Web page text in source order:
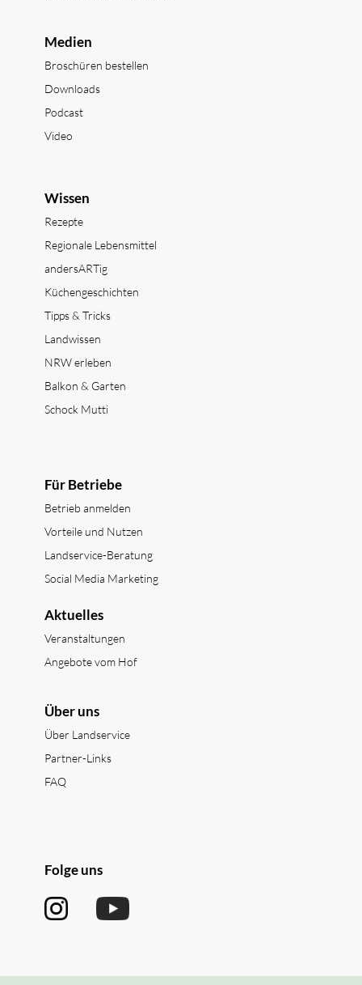
Medien
Broschüren bestellen
Downloads
Podcast
Video
Wissen
Rezepte
Regionale Lebensmittel
andersARTig
Küchengeschichten
Tipps & Tricks
Landwissen
NRW erleben
Balkon & Garten
Schock Mutti
Für Betriebe
Betrieb anmelden
Vorteile und Nutzen
Landservice-Beratung
Social Media Marketing
Aktuelles
Veranstaltungen
Angebote vom Hof
Über uns
Über Landservice
Partner-Links
FAQ
Folge uns